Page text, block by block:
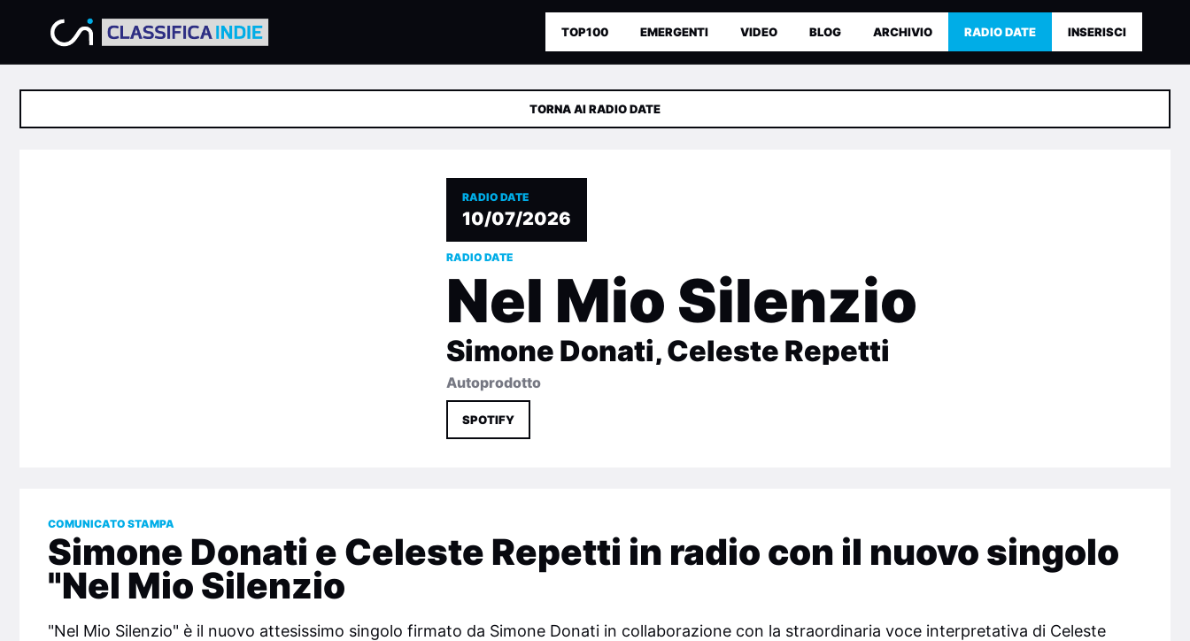
TOP100 EMERGENTI VIDEO BLOG ARCHIVIO RADIO DATE INSERISCI
TORNA AI RADIO DATE
RADIO DATE
10/07/2026
RADIO DATE
Nel Mio Silenzio
Simone Donati, Celeste Repetti
Autoprodotto
SPOTIFY
COMUNICATO STAMPA
Simone Donati e Celeste Repetti in radio con il nuovo singolo
"Nel Mio Silenzio
"Nel Mio Silenzio" è il nuovo attesissimo singolo firmato da Simone Donati in collaborazione con la straordinaria voce interpretativa di Celeste